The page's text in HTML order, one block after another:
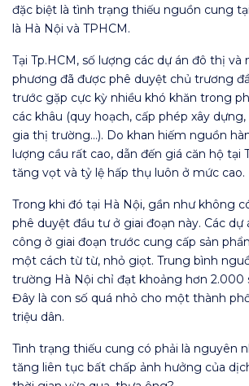
đặc biệt là tình trạng thiếu nguồn cung
là Hà Nội và TPHCM.
Tại Tp.HCM, số lượng các dự án đô thị và
phương đã được phê duyệt chủ trương
trước gặp cực kỳ nhiều khó khăn trong
các khâu (quy hoạch, cấp phép xây
gia thị trường…). Do khan hiếm nguồn
lượng cầu rất cao, dẫn đến giá căn hộ tại
tăng vọt và tỷ lệ hấp thụ luôn ở mức cao.
Trong khi đó tại Hà Nội, gần như không
phê duyệt đầu tư ở giai đoạn này. Các dự
công ở giai đoạn trước cung cấp sản
một cách từ từ, nhỏ giọt. Trung bình
trường Hà Nội chỉ đạt khoảng hơn 2.000
Đây là con số quá nhỏ cho một thành
triệu dân.
Tình trạng thiếu cung có phải là nguyên
tăng liên tục bất chấp ảnh hưởng của